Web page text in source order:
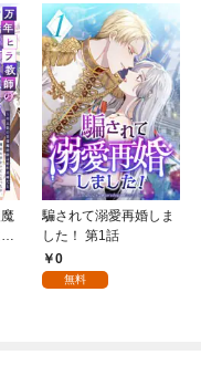
騙されて溺愛再婚しま
した！ 第1話
0
無料